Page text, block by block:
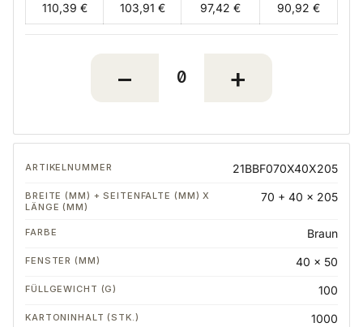
110,39 € 103,91 € 97,42 € 90,92 €
21BBF070X40X205
70 + 40 x 205
Braun
40 x 50
100
1000